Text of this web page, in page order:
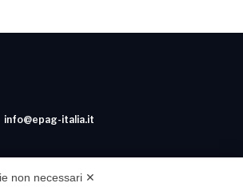
info@epag-italia.it
non necessari ✕